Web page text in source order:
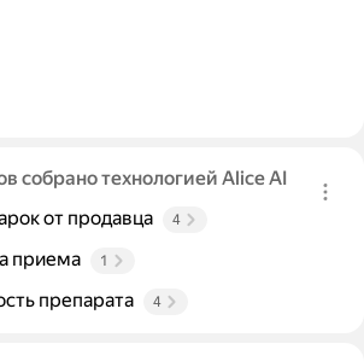
собрано технологией Alice AI
от продавца
4
приема 1
препарата 4